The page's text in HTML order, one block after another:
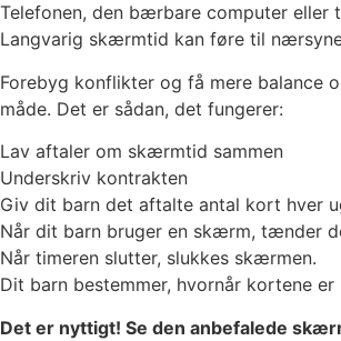
Telefonen, den bærbare computer eller
Langvarig skærmtid kan føre til
Forebyg konflikter og få mere balance
måde. Det er sådan, det fungerer:
Lav aftaler om skærmtid sammen
Underskriv kontrakten
Giv dit barn det aftalte antal kort hver
Når dit barn bruger en skærm, tænder
Når timeren slutter, slukkes skærmen.
Dit barn bestemmer, hvornår kortene
Det er nyttigt! Se den anbefalede